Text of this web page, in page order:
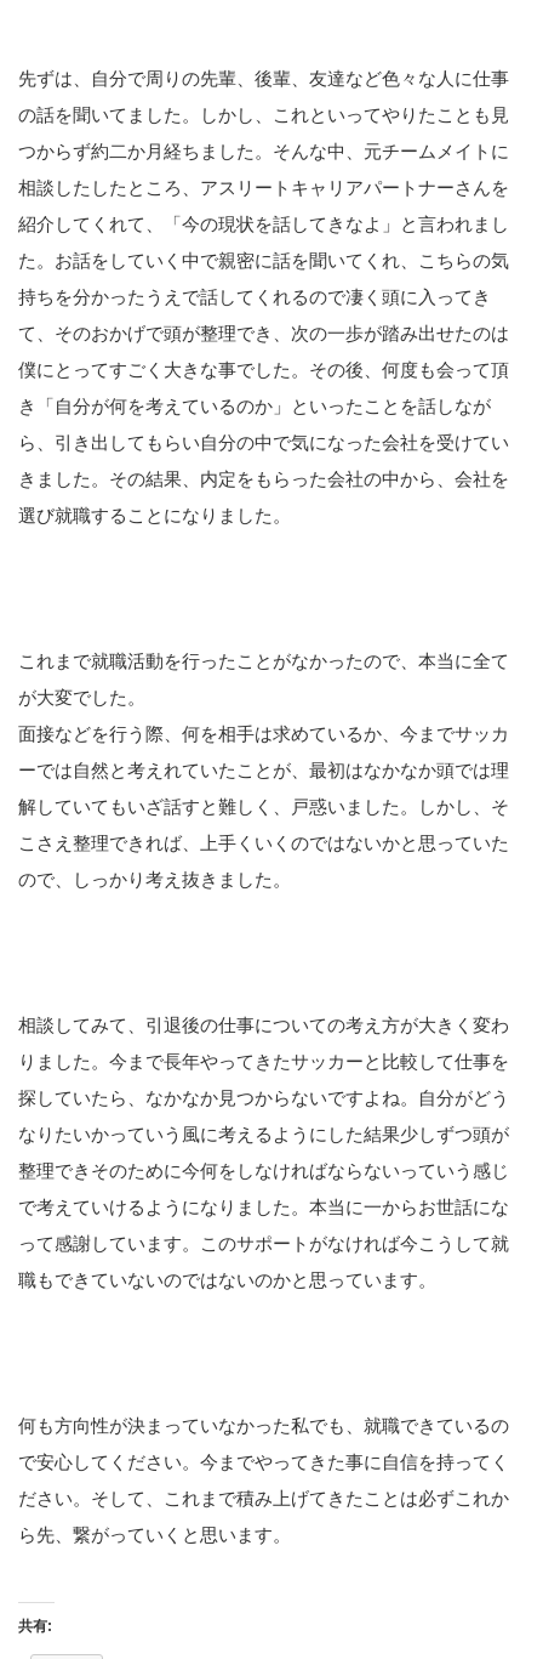
先ずは、自分で周りの先輩、後輩、友達など色々な人に仕事
の話を聞いてました。しかし、これといってやりたことも見
つからず約二か月経ちました。そんな中、元チームメイトに
相談したしたところ、アスリートキャリアパートナーさんを
紹介してくれて、「今の現状を話してきなよ」と言われまし
た。お話をしていく中で親密に話を聞いてくれ、こちらの気
持ちを分かったうえで話してくれるので凄く頭に入ってき
て、そのおかげで頭が整理でき、次の一歩が踏み出せたのは
僕にとってすごく大きな事でした。その後、何度も会って頂
き「自分が何を考えているのか」といったことを話しなが
ら、引き出してもらい自分の中で気になった会社を受けてい
きました。その結果、内定をもらった会社の中から、会社を
選び就職することになりました。
これまで就職活動を行ったことがなかったので、本当に全て
が大変でした。
面接などを行う際、何を相手は求めているか、今までサッカ
ーでは自然と考えれていたことが、最初はなかなか頭では理
解していてもいざ話すと難しく、戸惑いました。しかし、そ
こさえ整理できれば、上手くいくのではないかと思っていた
ので、しっかり考え抜きました。
相談してみて、引退後の仕事についての考え方が大きく変わ
りました。今まで長年やってきたサッカーと比較して仕事を
探していたら、なかなか見つからないですよね。自分がどう
なりたいかっていう風に考えるようにした結果少しずつ頭が
整理できそのために今何をしなければならないっていう感じ
で考えていけるようになりました。本当に一からお世話にな
って感謝しています。このサポートがなければ今こうして就
職もできていないのではないのかと思っています。
何も方向性が決まっていなかった私でも、就職できているの
で安心してください。今までやってきた事に自信を持ってく
ださい。そして、これまで積み上げてきたことは必ずこれか
ら先、繋がっていくと思います。
共有: